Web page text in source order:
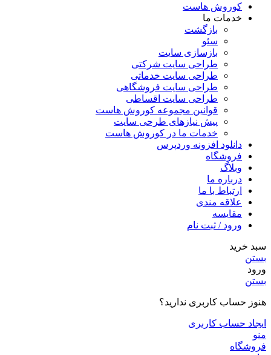
کوروش هاست
خدمات ما
بازگشت
سئو
بازسازی سایت
طراحی سایت شرکتی
طراحی سایت خدماتی
طراحی سایت فروشگاهی
طراحی سایت اقساطی
قوانین مجموعه کوروش هاست
پیش نیازهای طرحی سایت
خدمات ما در کوروش هاست
دانلود افزونه وردپرس
فروشگاه
وبلاگ
درباره ما
ارتباط با ما
علاقه مندی
مقایسه
ورود / ثبت نام
سبد خرید
بستن
ورود
بستن
هنوز حساب کاربری ندارید؟
ایجاد حساب کاربری
منو
فروشگاه